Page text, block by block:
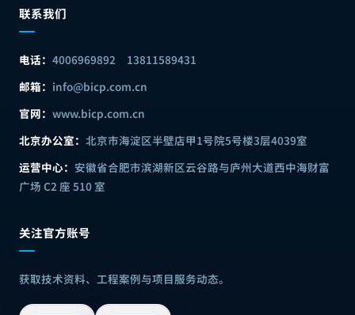
联系我们
电话： 4006969892
13811589431
邮箱： info@bicp.com.cn
官网： www.bicp.com.cn
北京办公室： 北京市海淀区半壁店甲1号院5号楼3层4039室
运营中心： 安徽省合肥市滨湖新区云谷路与庐州大道西中海财富
广场 C2 座 510 室
关注官方账号
获取技术资料、工程案例与项目服务动态。